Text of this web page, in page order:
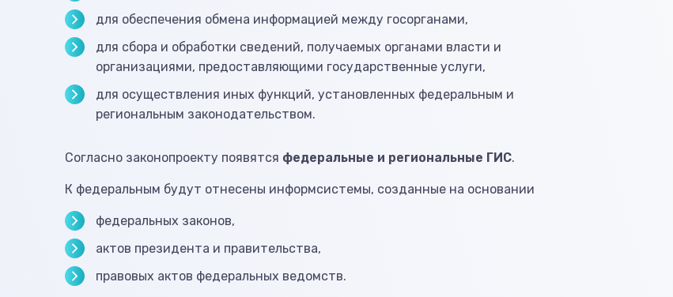
для обеспечения обмена информацией между госорганами,
для сбора и обработки сведений, получаемых органами власти и
организациями, предоставляющими государственные услуги,
для осуществления иных функций, установленных федеральным и
региональным законодательством.
Согласно законопроекту появятся федеральные и региональные ГИС.
К федеральным будут отнесены информсистемы, созданные на основании
федеральных законов,
актов президента и правительства,
правовых актов федеральных ведомств.